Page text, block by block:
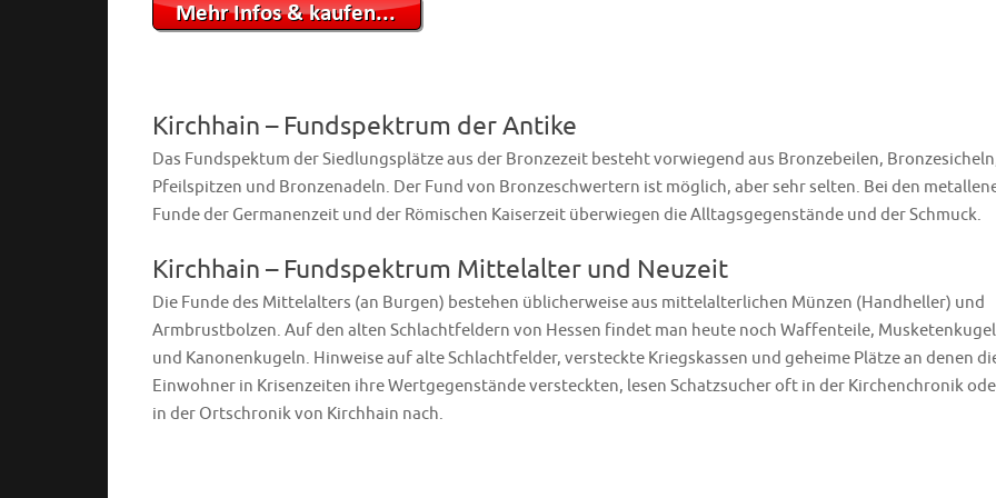
Kirchhain – Fundspektrum der Antike
Das Fundspektum der Siedlungsplätze aus der Bronzezeit besteht vorwiegend aus Bronzebeilen,
Pfeilspitzen und Bronzenadeln. Der Fund von Bronzeschwertern ist möglich, aber sehr selten. Bei den
Funde der Germanenzeit und der Römischen Kaiserzeit überwiegen die Alltagsgegenstände und der Schmuck.
Kirchhain – Fundspektrum Mittelalter und Neuzeit
Die Funde des Mittelalters (an Burgen) bestehen üblicherweise aus mittelalterlichen Münzen (Handheller) und
Armbrustbolzen. Auf den alten Schlachtfeldern von Hessen findet man heute noch Waffenteile,
und Kanonenkugeln. Hinweise auf alte Schlachtfelder, versteckte Kriegskassen und geheime Plätze an denen
Einwohner in Krisenzeiten ihre Wertgegenstände versteckten, lesen Schatzsucher oft in der Kirchenchronik
in der Ortschronik von Kirchhain nach.